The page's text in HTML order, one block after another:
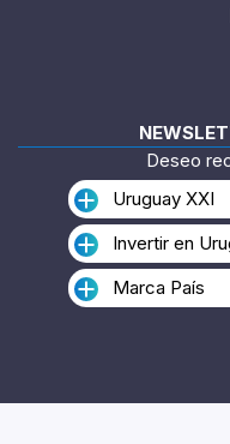
Deseo
Uruguay XXI
Invertir en
Marca País